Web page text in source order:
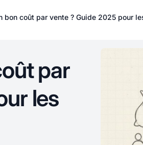
bon coût par vente ? Guide 2025 pour
par
les